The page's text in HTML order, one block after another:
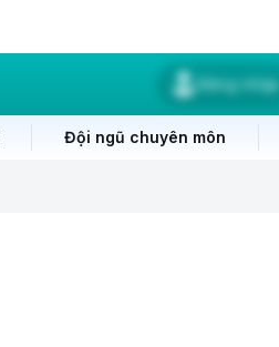
Đăng nhập
Đội ngũ chuyên môn